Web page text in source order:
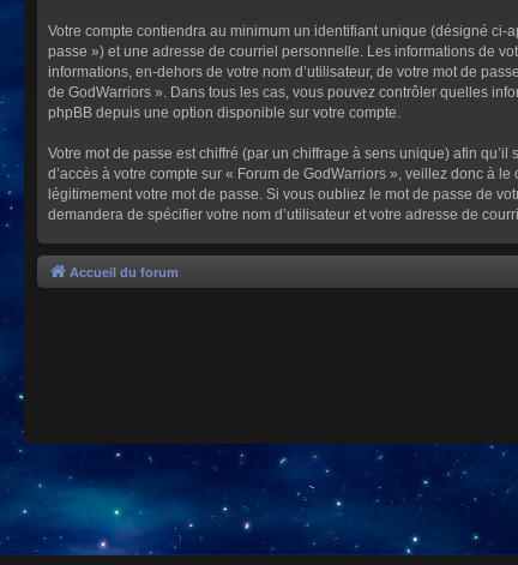
Votre compte contiendra au minimum un identifiant unique (désigné ci-
passe ») et une adresse de courriel personnelle. Les informations de
informations, en-dehors de votre nom d’utilisateur, de votre mot de
de GodWarriors ». Dans tous les cas, vous pouvez contrôler quelles
phpBB depuis une option disponible sur votre compte.
Votre mot de passe est chiffré (par un chiffrage à sens unique) afin
d’accès à votre compte sur « Forum de GodWarriors », veillez donc à
légitimement votre mot de passe. Si vous oubliez le mot de passe de
demandera de spécifier votre nom d’utilisateur et votre adresse de
Accueil du forum